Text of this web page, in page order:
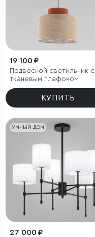
19 100 ₽
Подвесной светильник с
тканевым плафоном
КУПИТЬ
УМНЫЙ ДОМ
27 000 ₽